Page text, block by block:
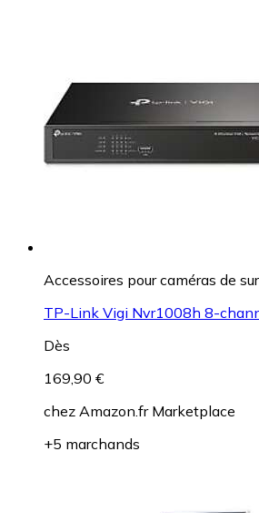
Accessoires pour caméras de
TP-Link Vigi Nvr1008h 8-
Dès
169,90 €
chez Amazon.fr Marketplace
+5 marchands